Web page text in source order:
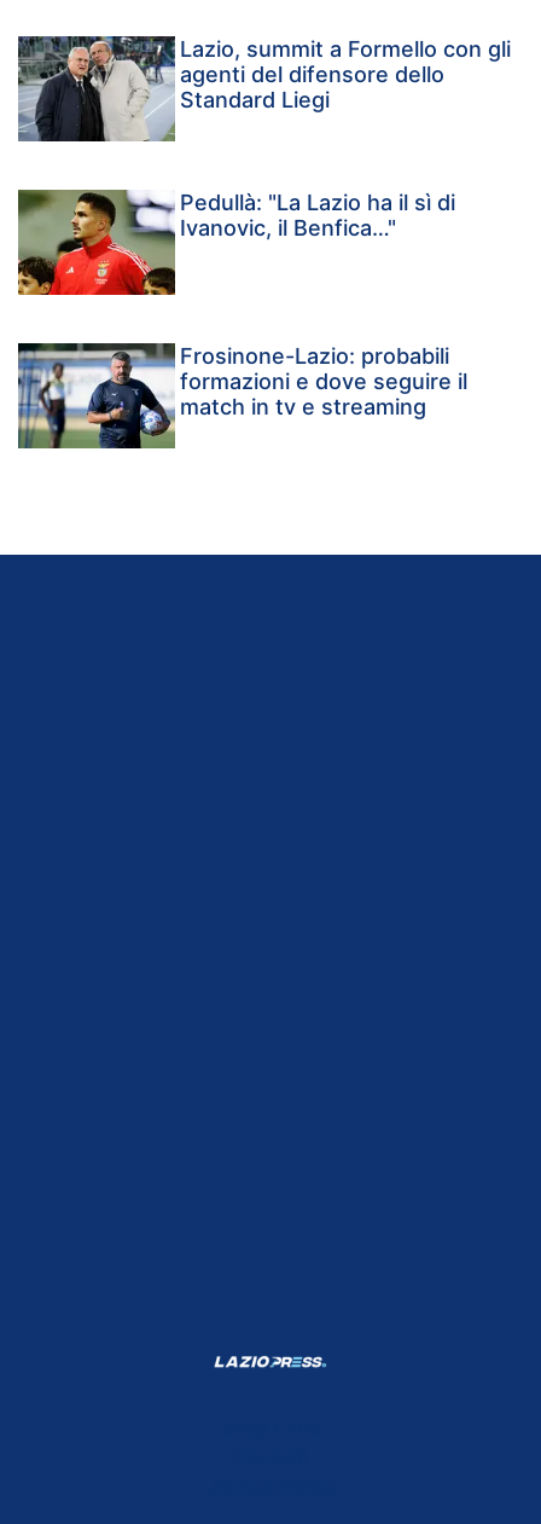
Lazio, summit a Formello con gli
agenti del difensore dello
Standard Liegi
Pedullà: "La Lazio ha il sì di
Ivanovic, il Benfica…"
Frosinone-Lazio: probabili
formazioni e dove seguire il
match in tv e streaming